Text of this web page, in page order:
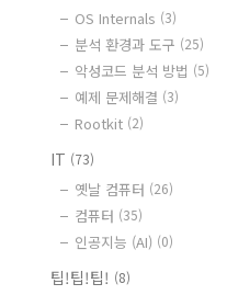
OS Internals (3)
분석 환경과 도구 (25)
악성코드 분석 방법 (5)
예제 문제해결 (3)
Rootkit (2)
IT (73)
옛날 컴퓨터 (26)
컴퓨터 (35)
인공지능 (AI) (0)
팁!팁!팁! (8)